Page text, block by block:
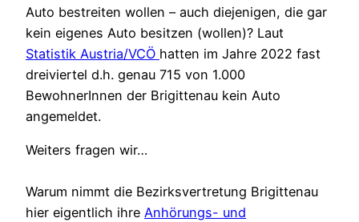
Auto bestreiten wollen – auch diejenigen, die gar
kein eigenes Auto besitzen (wollen)? Laut
Statistik Austria/VCÖ hatten im Jahre 2022 fast
dreiviertel d.h. genau 715 von 1.000
BewohnerInnen der Brigittenau kein Auto
angemeldet.
Weiters fragen wir…
Warum nimmt die Bezirksvertretung Brigittenau
hier eigentlich ihre Anhörungs- und